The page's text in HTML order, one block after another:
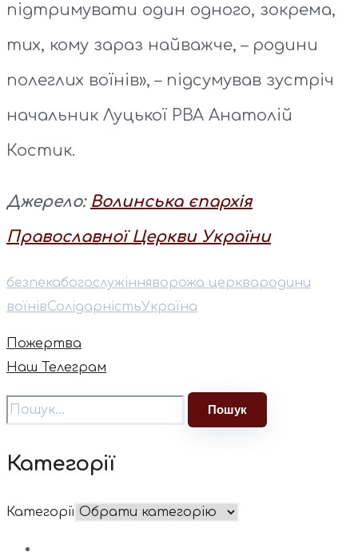
підтримувати один одного, зокрема,
тих, кому зараз найважче, – родини
полеглих воїнів», – підсумував зустріч
начальник Луцької РВА Анатолій
Костик.
Джерело: Волинська єпархія
Православної Церкви України
безпекабогослужінняворожа церквародини
воїнівСолідарністьУкраїна
Пожертва
Наш Телеграм
Категорії
Категорії